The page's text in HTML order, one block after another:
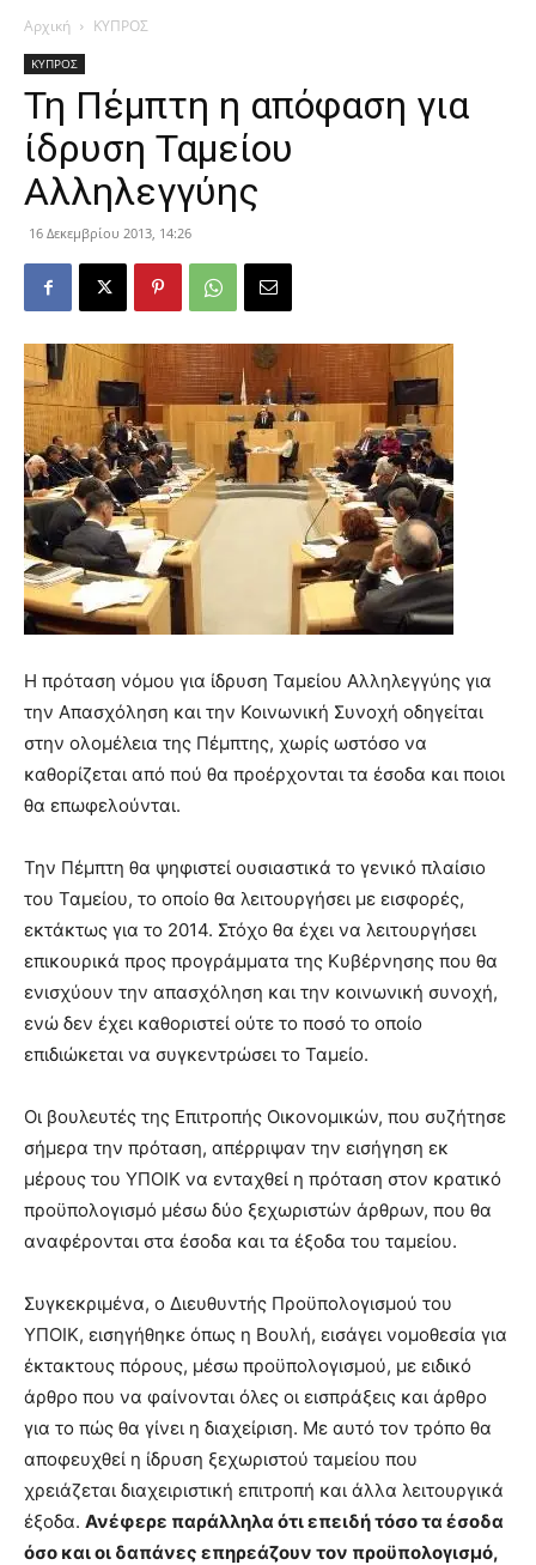
Αρχική ΚΥΠΡΟΣ
ΚΥΠΡΟΣ
Τη Πέμπτη η απόφαση για
ίδρυση Ταμείου
Αλληλεγγύης
16 Δεκεμβρίου 2013, 14:26
Η πρόταση νόμου για ίδρυση Ταμείου Αλληλεγγύης για
την Απασχόληση και την Κοινωνική Συνοχή οδηγείται
στην ολομέλεια της Πέμπτης, χωρίς ωστόσο να
καθορίζεται από πού θα προέρχονται τα έσοδα και ποιοι
θα επωφελούνται.
Την Πέμπτη θα ψηφιστεί ουσιαστικά το γενικό πλαίσιο
του Ταμείου, το οποίο θα λειτουργήσει με εισφορές,
εκτάκτως για το 2014. Στόχο θα έχει να λειτουργήσει
επικουρικά προς προγράμματα της Κυβέρνησης που θα
ενισχύουν την απασχόληση και την κοινωνική συνοχή,
ενώ δεν έχει καθοριστεί ούτε το ποσό το οποίο
επιδιώκεται να συγκεντρώσει το Ταμείο.
Οι βουλευτές της Επιτροπής Οικονομικών, που συζήτησε
σήμερα την πρόταση, απέρριψαν την εισήγηση εκ
μέρους του ΥΠΟΙΚ να ενταχθεί η πρόταση στον κρατικό
προϋπολογισμό μέσω δύο ξεχωριστών άρθρων, που θα
αναφέρονται στα έσοδα και τα έξοδα του ταμείου.
Συγκεκριμένα, ο Διευθυντής Προϋπολογισμού του
ΥΠΟΙΚ, εισηγήθηκε όπως η Βουλή, εισάγει νομοθεσία για
έκτακτους πόρους, μέσω προϋπολογισμού, με ειδικό
άρθρο που να φαίνονται όλες οι εισπράξεις και άρθρο
για το πώς θα γίνει η διαχείριση. Με αυτό τον τρόπο θα
αποφευχθεί η ίδρυση ξεχωριστού ταμείου που
χρειάζεται διαχειριστική επιτροπή και άλλα λειτουργικά
έξοδα. Ανέφερε παράλληλα ότι επειδή τόσο τα έσοδα
όσο και οι δαπάνες επηρεάζουν τον προϋπολογισμό,